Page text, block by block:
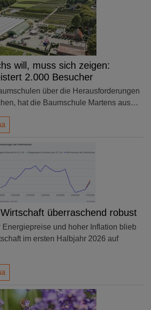
will, muss sich zeigen:
2.000 Besucher
über die Herausforderungen
hat die Baumschule Martens aus…
überraschend robust
Energiepreise und hoher Inflation blieb
im ersten Halbjahr 2026 auf